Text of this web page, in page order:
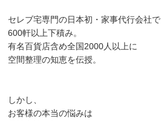
セレブ宅専門の日本初・家事代行会社で
600軒以上下積み。
有名百貨店含め全国2000人以上に
空間整理の知恵を伝授。
しかし、
お客様の本当の悩みは